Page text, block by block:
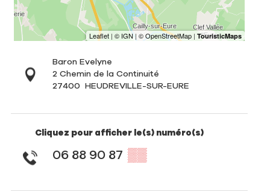
Baron Evelyne
2 Chemin de la Continuité
27400
HEUDREVILLE-SUR-EURE
Cliquez pour afficher le(s) numéro(s)
06 88 90 87 ▒▒